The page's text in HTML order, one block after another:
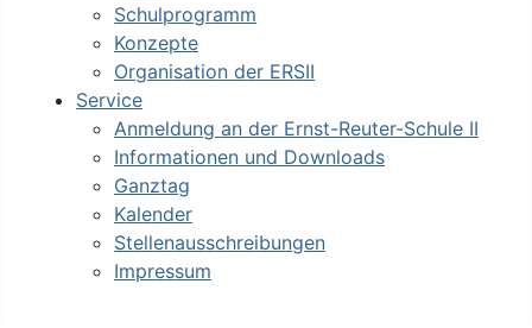
Schulprogramm
Konzepte
Organisation der ERSII
Service
Anmeldung an der Ernst-Reuter-Schule II
Informationen und Downloads
Ganztag
Kalender
Stellenausschreibungen
Impressum